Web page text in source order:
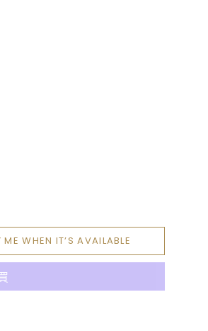
WHEN IT’S AVAILABLE